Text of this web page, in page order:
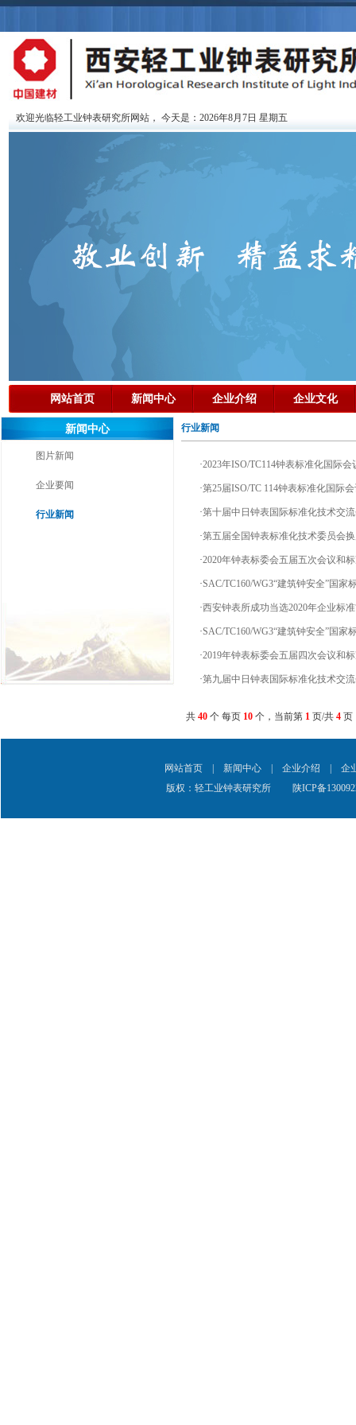
欢迎光临轻工业钟表研究所网站， 今天是：2026年8月7日 星期五
网站首页 新闻中心 企业介绍 企业文化
新闻中心
图片新闻
企业要闻
行业新闻
行业新闻
·2023年ISO/TC114钟表标准化国际会
·第25届ISO/TC 114钟表标准化国际
·第十届中日钟表国际标准化技术交
·第五届全国钟表标准化技术委员会
·2020年钟表标委会五届五次会议和
·SAC/TC160/WG3“建筑钟安全”国
·西安钟表所成功当选2020年企业标
·SAC/TC160/WG3“建筑钟安全”国家
·2019年钟表标委会五届四次会议和
·第九届中日钟表国际标准化技术交
共 40 个 每页 10 个，当前第 1 页/共 4 页
网站首页 新闻中心 企业介绍
企
版权：轻工业钟表研究所
陕ICP备